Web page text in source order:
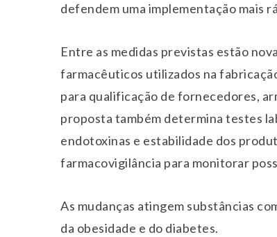
defendem uma implementação mais
Entre as medidas previstas estão
farmacêuticos utilizados na
para qualificação de fornecedores,
proposta também determina testes
endotoxinas e estabilidade dos
farmacovigilância para monitorar
As mudanças atingem substâncias
da obesidade e do diabetes.